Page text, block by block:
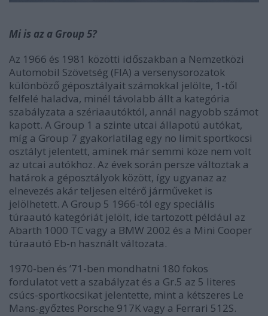
Mi is az a Group 5?
Az 1966 és 1981 közötti időszakban a Nemzetközi
Automobil Szövetség (FIA) a versenysorozatok
különböző géposztályait számokkal jelölte, 1-től
felfelé haladva, minél távolabb állt a kategória
szabályzata a szériaautóktól, annál nagyobb számot
kapott. A Group 1 a szinte utcai állapotú autókat,
míg a Group 7 gyakorlatilag egy no limit sportkocsi
osztályt jelentett, aminek már semmi köze nem volt
az utcai autókhoz. Az évek során persze változtak a
határok a géposztályok között, így ugyanaz az
elnevezés akár teljesen eltérő járműveket is
jelölhetett. A Group 5 1966-tól egy speciális
túraautó kategóriát jelölt, ide tartozott például az
Abarth 1000 TC vagy a BMW 2002 és a Mini Cooper
túraautó Eb-n használt változata.
1970-ben és ’71-ben mondhatni 180 fokos
fordulatot vett a szabályzat és a Gr.5 az 5 literes
csúcs-sportkocsikat jelentette, mint a kétszeres Le
Mans-győztes Porsche 917K vagy a Ferrari 512S.